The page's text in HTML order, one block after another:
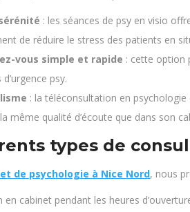
: les séances de psy en visio
de réduire le stress des patients en
vous simple et rapide : cette option
psy.
: la téléconsultation en
même qualité d’écoute que dans son
types de
de psychologie à Nice Nord, nous
en cabinet pendant les heures